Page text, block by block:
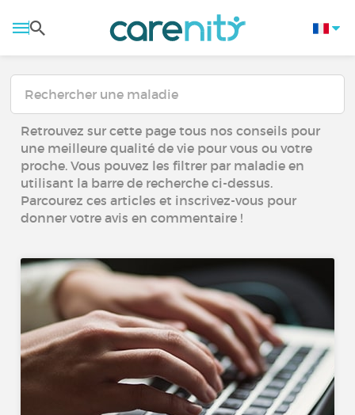
Retrouvez sur cette page tous nos conseils pour
une meilleure qualité de vie pour vous ou votre
proche. Vous pouvez les filtrer par maladie en
utilisant la barre de recherche ci-dessus.
Parcourez ces articles et inscrivez-vous pour
donner votre avis en commentaire !